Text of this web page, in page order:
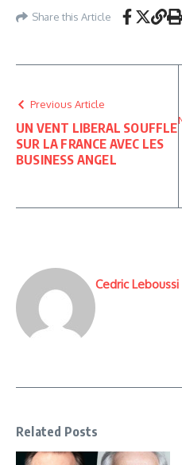
Share this Article
Previous Article
UN VENT LIBERAL SOUFFLE
SUR LA FRANCE AVEC LES
BUSINESS ANGEL
Cedric Leboussi
Related Posts